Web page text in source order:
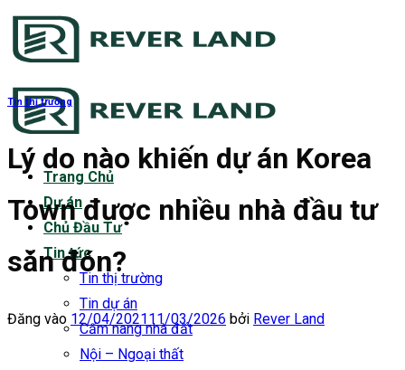
Bỏ
qua
dung
Trang Chủ
Dự án
Chủ Đầu Tư
Tin tức
Tin thị trường
Tin dự án
Cẩm nang nhà đất
Nội – Ngoại thất
Tin thị trường
Lý do nào khiến dự án Korea
Town được nhiều nhà đầu tư
săn đón?
Đăng vào 12/04/2021 11/03/2026 bởi Rever Land